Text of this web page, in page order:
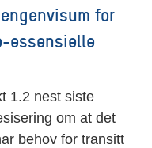
for
essensielle
1.2 nest siste
om at det
behov for transitt